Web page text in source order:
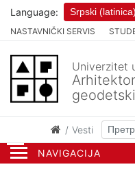
NAVIGACIJA
NASTAVNIČKI SERVIS
Language: Srpski (latinica)
Univerzitet
Vesti